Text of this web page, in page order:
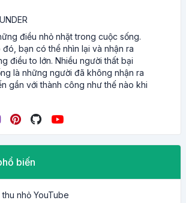
điều nhỏ nhặt trong cuộc sống.
bạn có thể nhìn lại và nhận ra
điều to lớn. Nhiều người thất bại
là những người đã không nhận ra
gần với thành công như thế nào khi
biến
nhỏ YouTube